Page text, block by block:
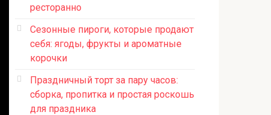
ресторанно
Сезонные пироги, которые продают
себя: ягоды, фрукты и ароматные
корочки
Праздничный торт за пару часов:
сборка, пропитка и простая роскошь
для праздника